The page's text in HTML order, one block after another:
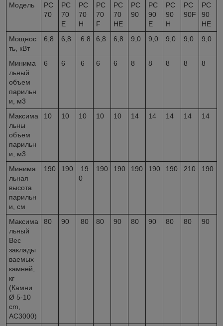
Модель
PC
70
PC
70
E
PC
70
H
PC
70
F
PC
70
HE
PC
90
PC
90
E
PC
90
H
PC
90F
PC
90
HE
Мощнос
ть, кВт
6,8 6,8 6.8 6,8 6,8 9,0 9,0 9,0 9,0 9,0
Минима
льный
объем
парильн
и, м3
6 6 6 6 6 8 8 8 8 8
Максима
льны
объем
парильн
и, м3
10 10 10 10 10 14 14 14 14 14
Минима
льная
высота
парильн
и, см
190 190
19
0
190 190 190 190 190 210 190
Максима
льный
Вес
заклады
ваемых
камней,
кг
(Камни
Ø 5-10
cm,
AC3000)
80 90 80 80 90 80 90 80 80 90